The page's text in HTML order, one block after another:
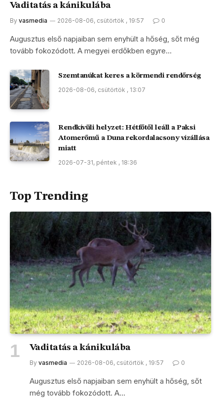
Vaditatás a kánikulába
By vasmedia 2026-08-06, csütörtök , 19:57 0
Augusztus első napjaiban sem enyhült a hőség, sőt még
tovább fokozódott. A megyei erdőkben egyre…
Szemtanúkat keres a körmendi rendőrség
2026-08-06, csütörtök , 13:07
Rendkívüli helyzet: Hétfőtől leáll a Paksi
Atomerőmű a Duna rekordalacsony vízállása
miatt
2026-07-31, péntek , 18:36
Top Trending
Vaditatás a kánikulába
By vasmedia 2026-08-06, csütörtök , 19:57 0
Augusztus első napjaiban sem enyhült a hőség, sőt
még tovább fokozódott. A…